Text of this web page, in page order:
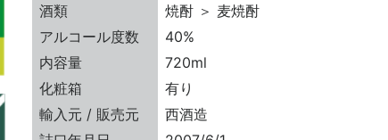
酒類
焼酎 ＞ 麦焼酎
アルコール度数
40%
内容量
720ml
化粧箱
有り
輸入元 / 販売元
西酒造